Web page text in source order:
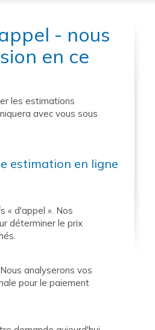
- nous
en ce
les estimations
avec vous sous
estimation en ligne
« d'appel ». Nos
déterminer le prix
analyserons vos
pour le paiement